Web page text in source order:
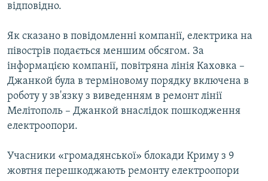
відповідно.
Як сказано в повідомленні компанії, електрика на
півострів подається меншим обсягом. За
інформацією компанії, повітряна лінія Каховка –
Джанкой була в терміновому порядку включена в
роботу у зв'язку з виведенням в ремонт лінії
Мелітополь – Джанкой внаслідок пошкодження
електроопори.
Учасники «громадянської» блокади Криму з 9
жовтня перешкоджають ремонту електроопори